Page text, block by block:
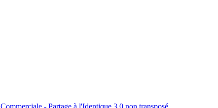
- Partage à l'Identique 3.0 non transposé